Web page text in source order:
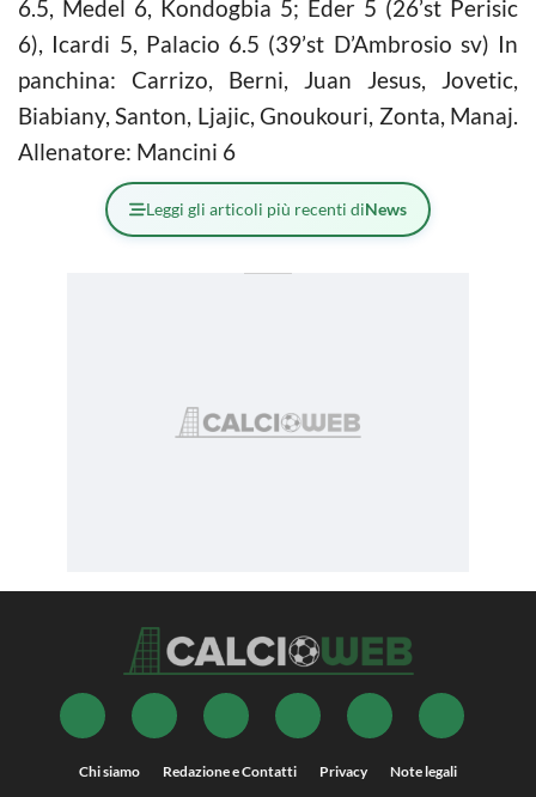
6.5, Medel 6, Kondogbia 5; Eder 5 (26’st Perisic
6), Icardi 5, Palacio 6.5 (39’st D’Ambrosio sv) In
panchina: Carrizo, Berni, Juan Jesus, Jovetic,
Biabiany, Santon, Ljajic, Gnoukouri, Zonta, Manaj.
Allenatore: Mancini 6
Leggi gli articoli più recenti diNews
Chi siamo Redazione e Contatti Privacy Note legali